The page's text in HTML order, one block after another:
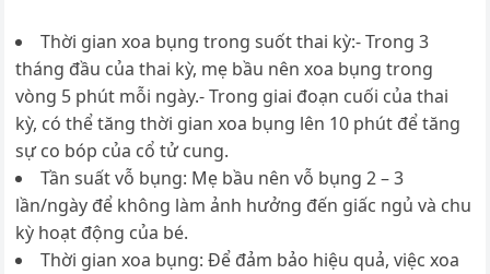
Thời gian xoa bụng trong suốt thai kỳ:- Trong 3
tháng đầu của thai kỳ, mẹ bầu nên xoa bụng trong
vòng 5 phút mỗi ngày.- Trong giai đoạn cuối của thai
kỳ, có thể tăng thời gian xoa bụng lên 10 phút để tăng
sự co bóp của cổ tử cung.
Tần suất vỗ bụng: Mẹ bầu nên vỗ bụng 2 – 3
lần/ngày để không làm ảnh hưởng đến giấc ngủ và chu
kỳ hoạt động của bé.
Thời gian xoa bụng: Để đảm bảo hiệu quả, việc xoa